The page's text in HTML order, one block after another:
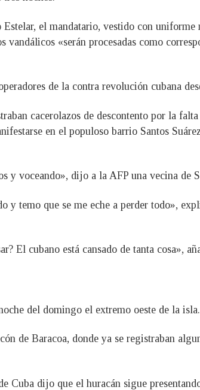
el mandatario, vestido con
«serán procesadas como
de la contra revolución cubana
cacerolazos de descontento por la
en el populoso barrio Santos
y voceando», dijo a la AFP una vecina de
temo que se me eche a perder todo»,
El cubano está cansado de tanta cosa»,
del domingo el extremo oeste de la isla.
de Baracoa, donde ya se registraban
dijo que el huracán sigue